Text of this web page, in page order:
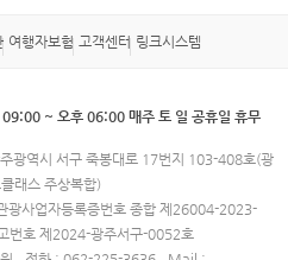
여행자보험 고객센터 링크시스템
~ 오후 06:00 매주 토 일 공휴일 휴무
광역시 서구 죽봉대로 17번지 103-408호(광
래스 주상복합)
광사업자등록증번호 종합 제26004-2023-
번호 제2024-광주서구-0052호